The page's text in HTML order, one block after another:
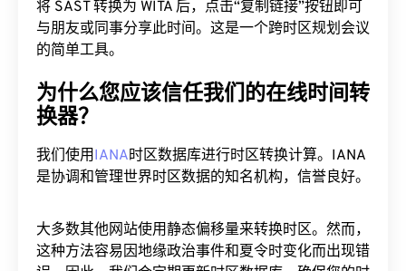
将 SAST 转换为 WITA 后，点击“复制链接”按钮即可
与朋友或同事分享此时间。这是一个跨时区规划会议
的简单工具。
为什么您应该信任我们的在线时间转
换器？
我们使用IANA时区数据库进行时区转换计算。IANA
是协调和管理世界时区数据的知名机构，信誉良好。
大多数其他网站使用静态偏移量来转换时区。然而，
这种方法容易因地缘政治事件和夏令时变化而出现错